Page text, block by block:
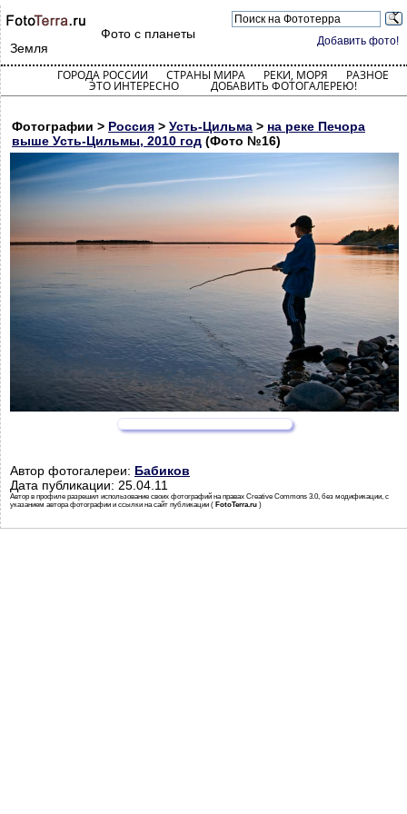
Добавить фото!
Фото с планеты
Земля
ГОРОДА РОССИИ СТРАНЫ МИРА РЕКИ, МОРЯ РАЗНОЕ
ЭТО ИНТЕРЕСНО ДОБАВИТЬ ФОТОГАЛЕРЕЮ!
Фотографии > Россия > Усть-Цильма > на реке Печора
выше Усть-Цильмы, 2010 год (Фото №16)
Автор фотогалереи: Бабиков
Дата публикации: 25.04.11
Автор в профиле разрешил использование своих фотографий на правах Creative Commons 3.0, без модификации, с
указанием автора фотографии и ссылки на сайт публикации ( FotoTerra.ru )